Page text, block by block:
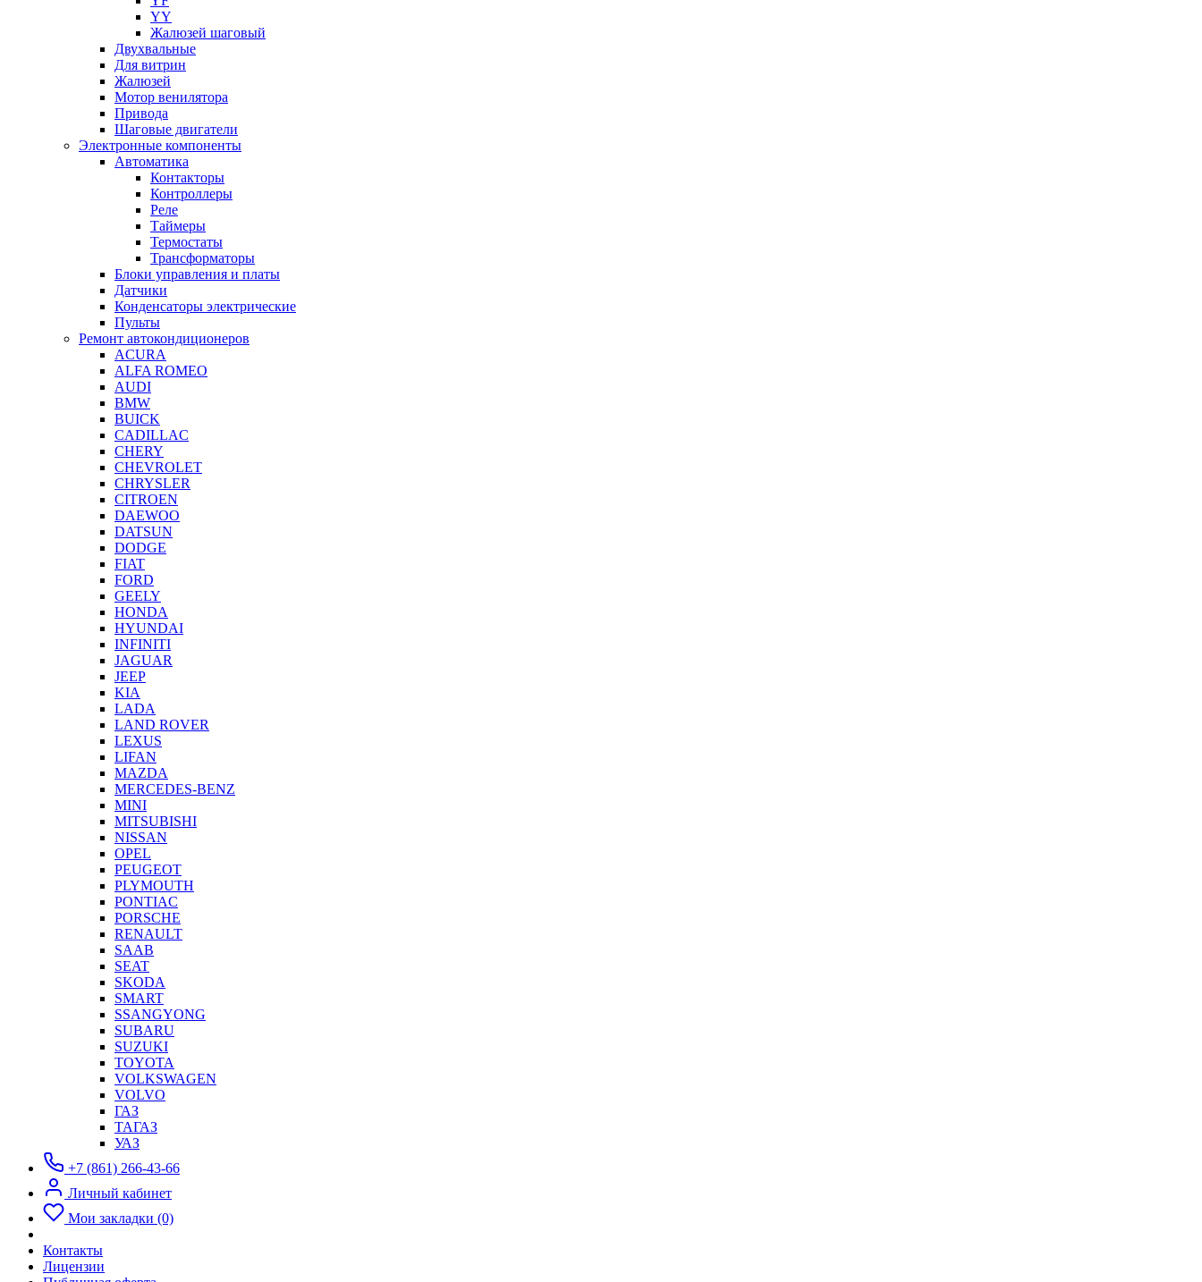
YY
Жалюзей шаговый
Двухвальные
Для витрин
Жалюзей
Мотор венилятора
Привода
Шаговые двигатели
Электронные компоненты
Автоматика
Контакторы
Контроллеры
Реле
Таймеры
Термостаты
Трансформаторы
Блоки управления и платы
Датчики
Конденсаторы электрические
Пульты
Ремонт автокондиционеров
ACURA
ALFA ROMEO
AUDI
BMW
BUICK
CADILLAC
CHERY
CHEVROLET
CHRYSLER
CITROEN
DAEWOO
DATSUN
DODGE
FIAT
FORD
GEELY
HONDA
HYUNDAI
INFINITI
JAGUAR
JEEP
KIA
LADA
LAND ROVER
LEXUS
LIFAN
MAZDA
MERCEDES-BENZ
MINI
MITSUBISHI
NISSAN
OPEL
PEUGEOT
PLYMOUTH
PONTIAC
PORSCHE
RENAULT
SAAB
SEAT
SKODA
SMART
SSANGYONG
SUBARU
SUZUKI
TOYOTA
VOLKSWAGEN
VOLVO
ГАЗ
ТАГАЗ
УАЗ
+7 (861) 266-43-66
Личный кабинет
Мои закладки (0)
Контакты
Лицензии